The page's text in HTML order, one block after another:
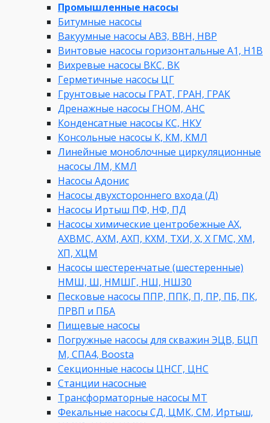
Промышленные насосы
Битумные насосы
Вакуумные насосы АВЗ, ВВН, НВР
Винтовые насосы горизонтальные А1, Н1В
Вихревые насосы ВКС, ВК
Герметичные насосы ЦГ
Грунтовые насосы ГРАТ, ГРАН, ГРАК
Дренажные насосы ГНОМ, АНС
Конденсатные насосы КС, НКУ
Консольные насосы К, КМ, КМЛ
Линейные моноблочные циркуляционные
насосы ЛМ, КМЛ
Насосы Адонис
Насосы двухстороннего входа (Д)
Насосы Иртыш ПФ, НФ, ПД
Насосы химические центробежные АХ,
АХВМС, АХМ, АХП, КХМ, ТХИ, Х, Х ГМС, ХМ,
ХП, ХЦМ
Насосы шестеренчатые (шестеренные)
НМШ, Ш, НМШГ, НШ, НШ30
Песковые насосы ППР, ППК, П, ПР, ПБ, ПК,
ПРВП и ПБА
Пищевые насосы
Погружные насосы для скважин ЭЦВ, БЦП
М, СПА4, Boosta
Секционные насосы ЦНСГ, ЦНС
Станции насосные
Трансформаторные насосы МТ
Фекальные насосы СД, ЦМК, СМ, Иртыш,